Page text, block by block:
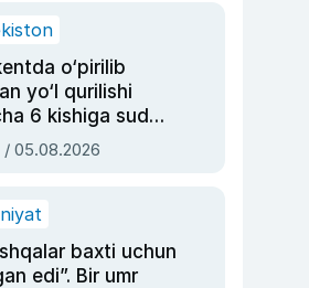
o‘pirilib
yo‘l qurilishi
6 kishiga sud
/ 05.08.2026
baxti uchun
edi”. Bir umr